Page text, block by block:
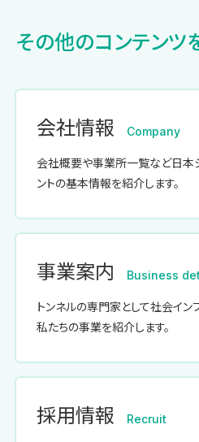
その他のコンテンツ
会社情報 Company
会社概要や事業所一覧など日本
ントの基本情報を紹介します。
事業案内 Business
トンネルの専門家として社会イン
私たちの事業を紹介します。
採用情報 Recruit